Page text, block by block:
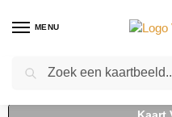
MENU
Home - Kaarten - Regio kaarten